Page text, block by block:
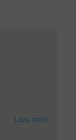
Lees meer